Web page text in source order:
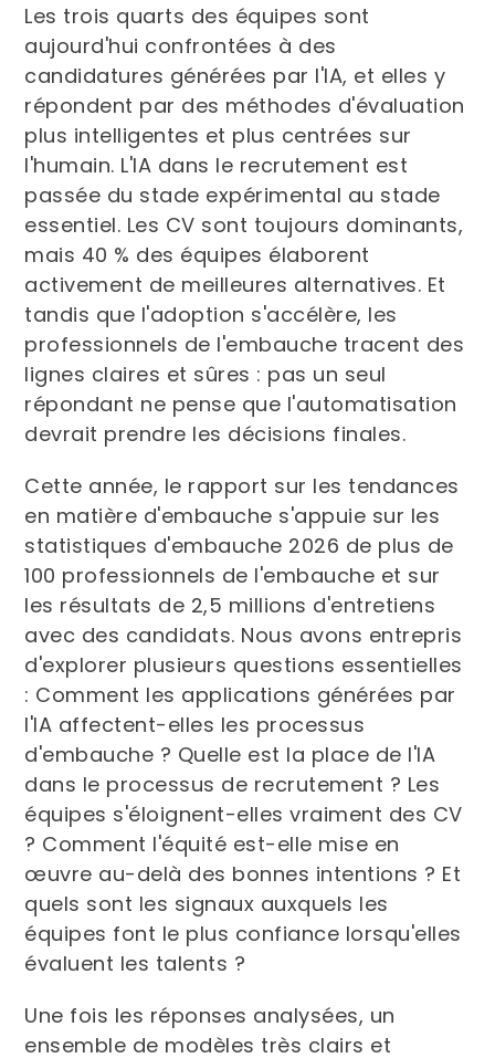
Les trois quarts des équipes sont
aujourd'hui confrontées à des
candidatures générées par l'IA, et elles y
répondent par des méthodes d'évaluation
plus intelligentes et plus centrées sur
l'humain. L'IA dans le recrutement est
passée du stade expérimental au stade
essentiel. Les CV sont toujours dominants,
mais 40 % des équipes élaborent
activement de meilleures alternatives. Et
tandis que l'adoption s'accélère, les
professionnels de l'embauche tracent des
lignes claires et sûres : pas un seul
répondant ne pense que l'automatisation
devrait prendre les décisions finales.
Cette année, le rapport sur les tendances
en matière d'embauche s'appuie sur les
statistiques d'embauche 2026 de plus de
100 professionnels de l'embauche et sur
les résultats de 2,5 millions d'entretiens
avec des candidats. Nous avons entrepris
d'explorer plusieurs questions essentielles
: Comment les applications générées par
l'IA affectent-elles les processus
d'embauche ? Quelle est la place de l'IA
dans le processus de recrutement ? Les
équipes s'éloignent-elles vraiment des CV
? Comment l'équité est-elle mise en
œuvre au-delà des bonnes intentions ? Et
quels sont les signaux auxquels les
équipes font le plus confiance lorsqu'elles
évaluent les talents ?
Une fois les réponses analysées, un
ensemble de modèles très clairs et